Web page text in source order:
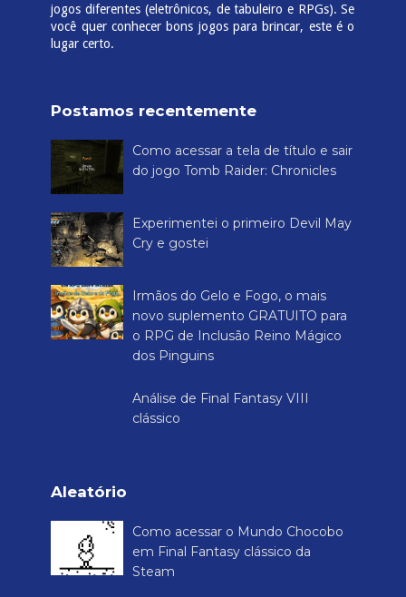
jogos diferentes (eletrônicos, de tabuleiro e RPGs). Se
você quer conhecer bons jogos para brincar, este é o
lugar certo.
Postamos recentemente
Como acessar a tela de título e sair
do jogo Tomb Raider: Chronicles
Experimentei o primeiro Devil May
Cry e gostei
Irmãos do Gelo e Fogo, o mais
novo suplemento GRATUITO para
o RPG de Inclusão Reino Mágico
dos Pinguins
Análise de Final Fantasy VIII
clássico
Aleatório
Como acessar o Mundo Chocobo
em Final Fantasy clássico da
Steam